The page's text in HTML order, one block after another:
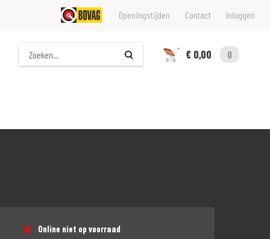
Openingstijden Contact Inloggen
Zoeken
€ 0,00
0
Online niet op voorraad